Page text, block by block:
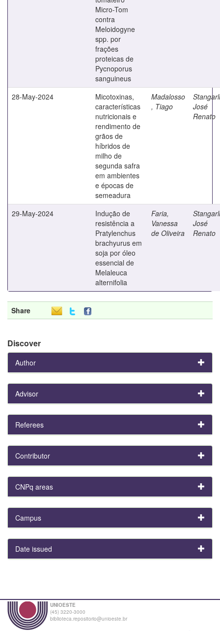
Micro-Tom
contra
Meloidogyne
spp. por
frações
proteicas de
Pycnoporus
sanguineus
28-May-2024
Micotoxinas,
características
nutricionais e
rendimento de
grãos de
híbridos de
milho de
segunda safra
em ambientes
e épocas de
semeadura
Madalosso
, Tiago
José
Renato
29-May-2024
Indução de
resistência a
Pratylenchus
brachyurus em
soja por óleo
essencial de
Melaleuca
alternifolia
Faria,
Vanessa
de Oliveira
José
Renato
Share
Discover
Author
Advisor
Referees
Contributor
CNPq areas
Campus
Date issued
UNIOESTE
(45) 3220-3000
biblioteca.repositorio@unioeste.br